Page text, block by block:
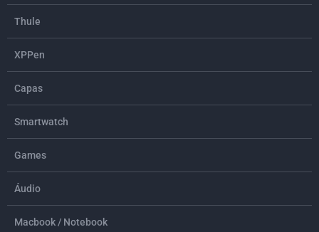
Thule
XPPen
Capas
Smartwatch
Games
Áudio
Macbook / Notebook